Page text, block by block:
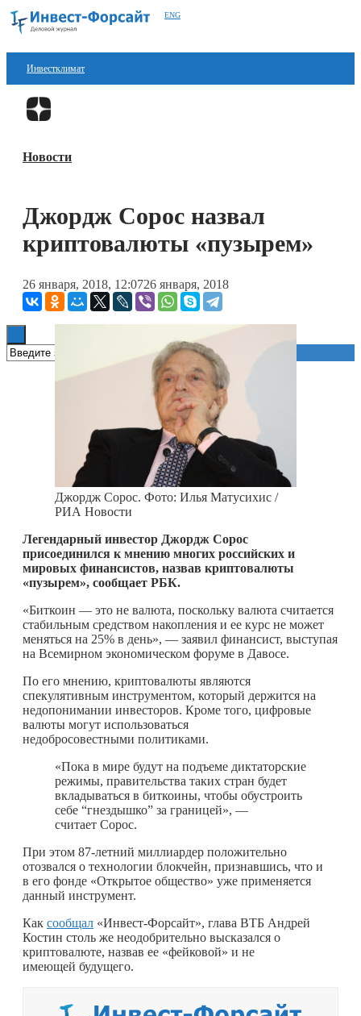
ENG
Инвестклимат
Финансы
Блокчейн
Технологии
Книги
Новости
Джордж Сорос назвал
криптовалюты «пузырем»
26 января, 2018, 12:0726 января, 2018
Джордж Сорос. Фото: Илья Матусихис /
РИА Новости
Легендарный инвестор Джордж Сорос
присоединился к мнению многих российских и
мировых финансистов, назвав криптовалюты
«пузырем», сообщает РБК.
«Биткоин — это не валюта, поскольку валюта считается
стабильным средством накопления и ее курс не может
меняться на 25% в день», — заявил финансист, выступая
на Всемирном экономическом форуме в Давосе.
По его мнению, криптовалюты являются
спекулятивным инструментом, который держится на
недопонимании инвесторов. Кроме того, цифровые
валюты могут использоваться
недобросовестными политиками.
«Пока в мире будут на подъеме диктаторские
режимы, правительства таких стран будет
вкладываться в биткоины, чтобы обустроить
себе “гнездышко” за границей», —
считает Сорос.
При этом 87-летний миллиардер положительно
отозвался о технологии блокчейн, признавшись, что и
в его фонде «Открытое общество» уже применяется
данный инструмент.
Как сообщал «Инвест-Форсайт», глава ВТБ Андрей
Костин столь же неодобрительно высказался о
криптовалюте, назвав ее «фейковой» и не
имеющей будущего.